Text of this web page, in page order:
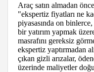
Araç satın almadan
"ekspertiz fiyatları ne
piyasasında on
bir yatırım yapmak
masrafını gereksiz
ekspertiz yaptırmadan
çıkan gizli arızalar,
üzerinde maliyetler